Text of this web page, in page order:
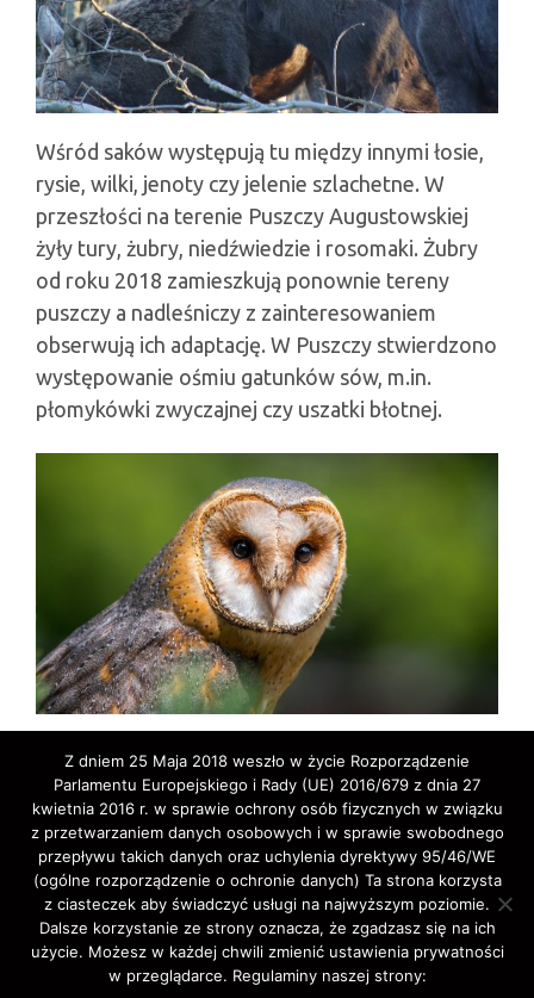
Wśród saków występują tu między innymi łosie,
rysie, wilki, jenoty czy jelenie szlachetne. W
przeszłości na terenie Puszczy Augustowskiej
żyły tury, żubry, niedźwiedzie i rosomaki. Żubry
od roku 2018 zamieszkują ponownie tereny
puszczy a nadleśniczy z zainteresowaniem
obserwują ich adaptację. W Puszczy stwierdzono
występowanie ośmiu gatunków sów, m.in.
płomykówki zwyczajnej czy uszatki błotnej.
Copyright © 2020 ELA-TRAVEL: Biuro Podróży,
wycieczki, wczasy, pielgrzymki, bilety lotnicze,
autokarowe,promowe,koncertowe,Western-Union,.
Z dniem 25 Maja 2018 weszło w życie Rozporządzenie
Parlamentu Europejskiego i Rady (UE) 2016/679 z dnia 27
kwietnia 2016 r. w sprawie ochrony osób fizycznych w związku
z przetwarzaniem danych osobowych i w sprawie swobodnego
przepływu takich danych oraz uchylenia dyrektywy 95/46/WE
(ogólne rozporządzenie o ochronie danych) Ta strona korzysta
z ciasteczek aby świadczyć usługi na najwyższym poziomie.
Dalsze korzystanie ze strony oznacza, że zgadzasz się na ich
użycie. Możesz w każdej chwili zmienić ustawienia prywatności
w przeglądarce. Regulaminy naszej strony: